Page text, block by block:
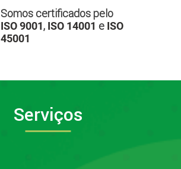
Somos certificados pelo
ISO 9001, ISO 14001 e ISO
45001
Serviços